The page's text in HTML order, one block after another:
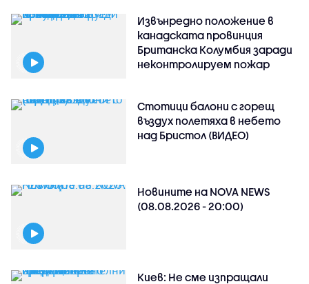
Извънредно положение в
канадската провинция
Британска Колумбия заради
неконтролируем пожар
Стотици балони с горещ
въздух полетяха в небето
над Бристол (ВИДЕО)
Новините на NOVA NEWS
(08.08.2026 - 20:00)
Киев: Не сме изпращали